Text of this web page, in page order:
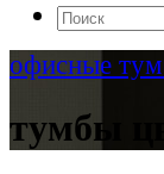
офисные
тумбы